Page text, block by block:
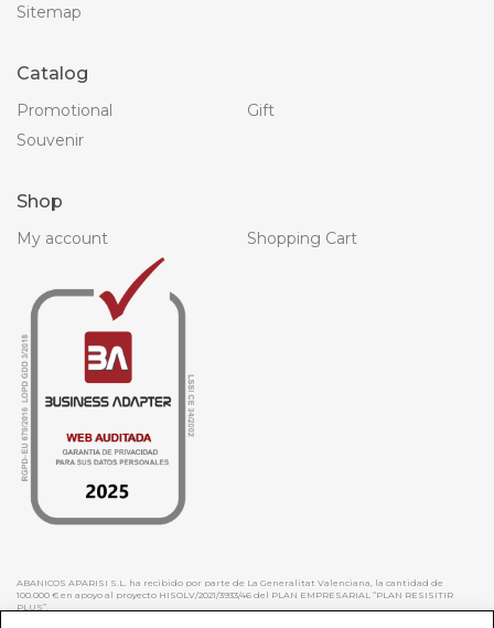
Sitemap
Catalog
Promotional
Gift
Souvenir
Shop
My account Shopping Cart
ABANICOS APARISI S.L. ha recibido por parte de La Generalitat Valenciana, la cantidad de
100.000 € en apoyo al proyecto HISOLV/2021/3933/46 del PLAN EMPRESARIAL “PLAN RESISITIR
PLUS”.